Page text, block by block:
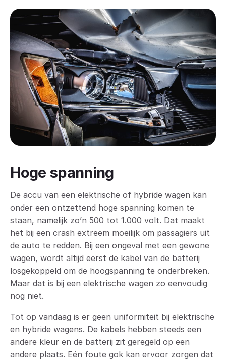
Hoge spanning
De accu van een elektrische of hybride wagen kan
onder een ontzettend hoge spanning komen te
staan, namelijk zo’n 500 tot 1.000 volt. Dat maakt
het bij een crash extreem moeilijk om passagiers uit
de auto te redden. Bij een ongeval met een gewone
wagen, wordt altijd eerst de kabel van de batterij
losgekoppeld om de hoogspanning te onderbreken.
Maar dat is bij een elektrische wagen zo eenvoudig
nog niet.
Tot op vandaag is er geen uniformiteit bij elektrische
en hybride wagens. De kabels hebben steeds een
andere kleur en de batterij zit geregeld op een
andere plaats. Eén foute gok kan ervoor zorgen dat